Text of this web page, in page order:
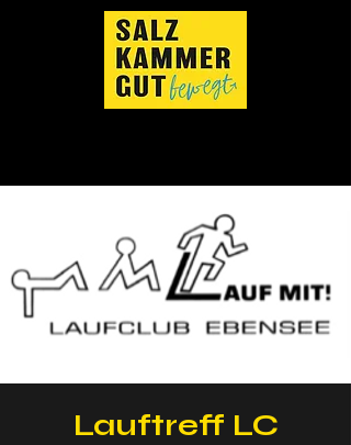
Lauftreff LC